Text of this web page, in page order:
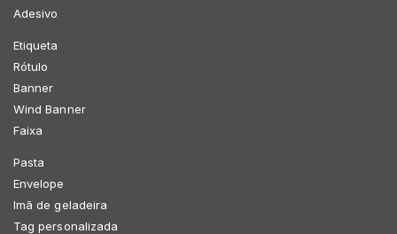
Adesivo
Etiqueta
Rótulo
Banner
Wind Banner
Faixa
Pasta
Envelope
Imã de geladeira
Tag personalizada